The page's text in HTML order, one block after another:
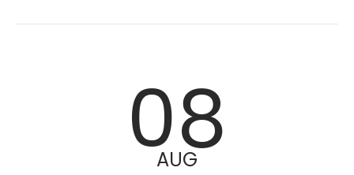
08
AUG